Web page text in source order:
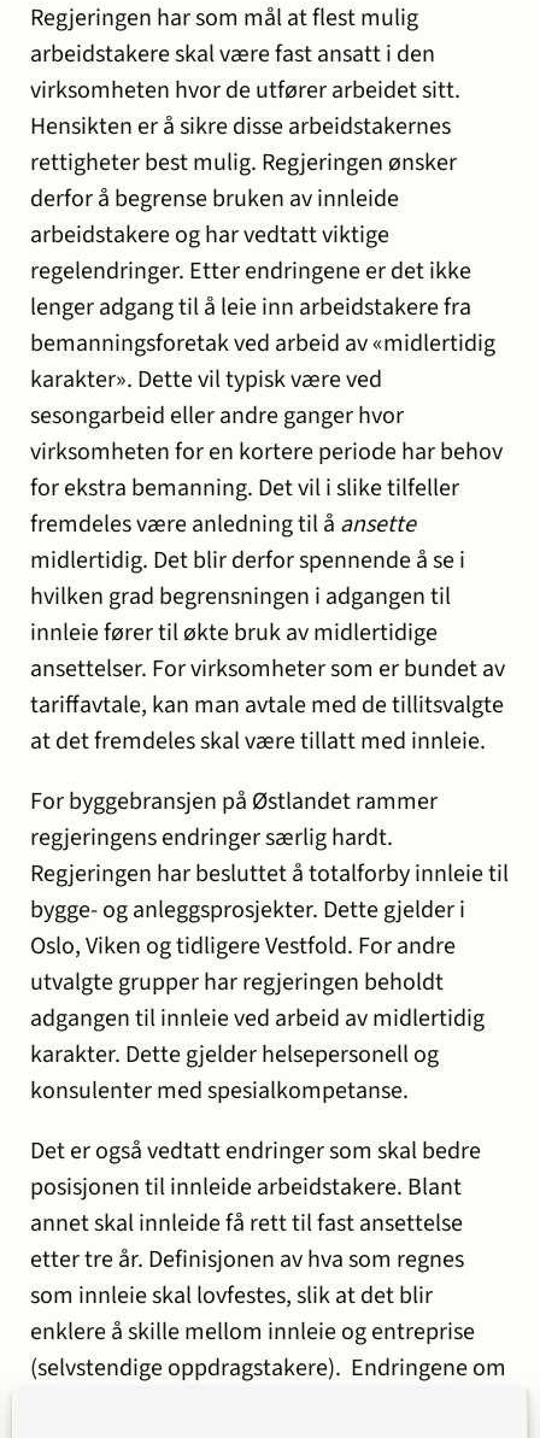
Regjeringen har som mål at flest mulig
arbeidstakere skal være fast ansatt i den
virksomheten hvor de utfører arbeidet sitt.
Hensikten er å sikre disse arbeidstakernes
rettigheter best mulig. Regjeringen ønsker
derfor å begrense bruken av innleide
arbeidstakere og har vedtatt viktige
regelendringer. Etter endringene er det ikke
lenger adgang til å leie inn arbeidstakere fra
bemanningsforetak ved arbeid av «midlertidig
karakter». Dette vil typisk være ved
sesongarbeid eller andre ganger hvor
virksomheten for en kortere periode har behov
for ekstra bemanning. Det vil i slike tilfeller
fremdeles være anledning til å ansette
midlertidig. Det blir derfor spennende å se i
hvilken grad begrensningen i adgangen til
innleie fører til økte bruk av midlertidige
ansettelser. For virksomheter som er bundet av
tariffavtale, kan man avtale med de tillitsvalgte
at det fremdeles skal være tillatt med innleie.
For byggebransjen på Østlandet rammer
regjeringens endringer særlig hardt.
Regjeringen har besluttet å totalforby innleie til
bygge- og anleggsprosjekter. Dette gjelder i
Oslo, Viken og tidligere Vestfold. For andre
utvalgte grupper har regjeringen beholdt
adgangen til innleie ved arbeid av midlertidig
karakter. Dette gjelder helsepersonell og
konsulenter med spesialkompetanse.
Det er også vedtatt endringer som skal bedre
posisjonen til innleide arbeidstakere. Blant
annet skal innleide få rett til fast ansettelse
etter tre år. Definisjonen av hva som regnes
som innleie skal lovfestes, slik at det blir
enklere å skille mellom innleie og entreprise
(selvstendige oppdragstakere). Endringene om